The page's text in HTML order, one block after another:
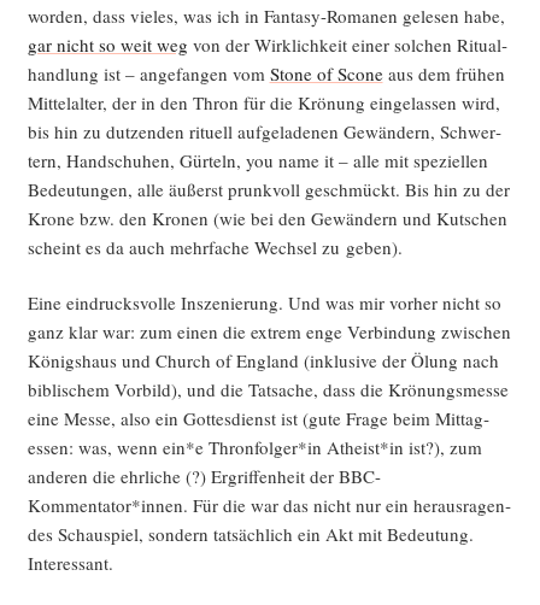
wor­den, dass vie­les, was ich in Fan­ta­sy-Roma­nen gele­sen habe,
gar nicht so weit weg von der Wirk­lich­keit einer sol­chen Ritu­al­
hand­lung ist – ange­fan­gen vom Stone of Sco­neaus dem frü­hen
Mit­tel­al­ter, der in den Thron für die Krö­nung ein­ge­las­sen wird,
bis hin zu dut­zen­den ritu­ell auf­ge­la­de­nen Gewän­dern, Schwer­
tern, Hand­schu­hen, Gür­teln, you name it – alle mit spe­zi­el­len
Bedeu­tun­gen, alle äußerst prunk­voll geschmückt. Bis hin zu der
Kro­ne bzw. den Kro­nen (wie bei den Gewän­dern und Kut­schen
scheint es da auch mehr­fa­che Wech­sel zu geben).
Eine ein­drucks­vol­le Insze­nie­rung. Und was mir vor­her nicht so
ganz klar war: zum einen die extrem enge Ver­bin­dung zwi­schen
Königs­haus und Church of Eng­land (inklu­si­ve der Ölung nach
bibli­schem Vor­bild), und die Tat­sa­che, dass die Krö­nungs­mes­se
eine Mes­se, also ein Got­tes­dienst ist (gute Fra­ge beim Mit­tag­
essen: was, wenn ein*e Thronfolger*in Atheist*in ist?), zum
ande­ren die ehr­li­che (?) Ergrif­fen­heit der BBC-
Kommentator*innen. Für die war das nicht nur ein her­aus­ra­gen­
des Schau­spiel, son­dern tat­säch­lich ein Akt mit Bedeu­tung.
Interessant.